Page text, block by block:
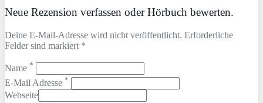
Neue Rezension verfassen oder Hörbuch bewerten.
Deine E-Mail-Adresse wird nicht veröffentlicht. Erforderliche
Felder sind markiert *
Name *
E-Mail Adresse *
Webseite